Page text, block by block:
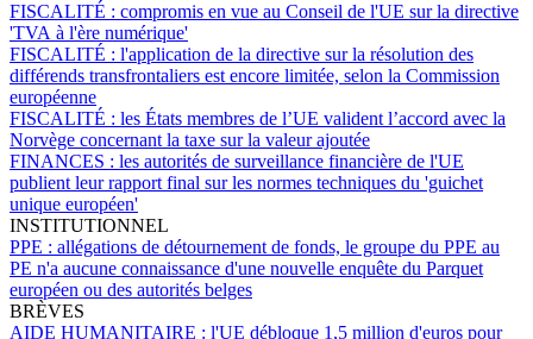
FISCALITÉ : compromis en vue au Conseil de l'UE sur la directive
'TVA à l'ère numérique'
FISCALITÉ : l'application de la directive sur la résolution des
différends transfrontaliers est encore limitée, selon la Commission
européenne
FISCALITÉ : les États membres de l’UE valident l’accord avec la
Norvège concernant la taxe sur la valeur ajoutée
FINANCES : les autorités de surveillance financière de l'UE
publient leur rapport final sur les normes techniques du 'guichet
unique européen'
INSTITUTIONNEL
PPE : allégations de détournement de fonds, le groupe du PPE au
PE n'a aucune connaissance d'une nouvelle enquête du Parquet
européen ou des autorités belges
BRÈVES
AIDE HUMANITAIRE : l'UE débloque 1,5 million d'euros pour